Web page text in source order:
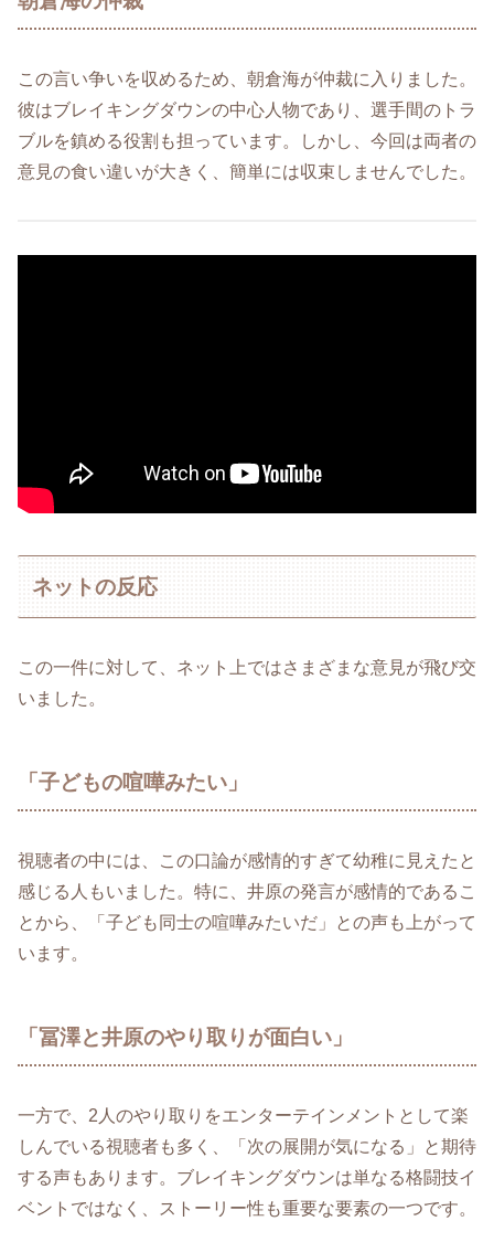
この言い争いを収めるため、朝倉海が仲裁に入りました。
彼はブレイキングダウンの中心人物であり、選手間のトラ
ブルを鎮める役割も担っています。しかし、今回は両者の
意見の食い違いが大きく、簡単には収束しませんでした。
ネットの反応
この一件に対して、ネット上ではさまざまな意見が飛び交
いました。
「子どもの喧嘩みたい」
視聴者の中には、この口論が感情的すぎて幼稚に見えたと
感じる人もいました。特に、井原の発言が感情的であるこ
とから、「子ども同士の喧嘩みたいだ」との声も上がって
います。
「冨澤と井原のやり取りが面白い」
一方で、2人のやり取りをエンターテインメントとして楽
しんでいる視聴者も多く、「次の展開が気になる」と期待
する声もあります。ブレイキングダウンは単なる格闘技イ
ベントではなく、ストーリー性も重要な要素の一つです。